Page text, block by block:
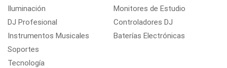
Iluminación
DJ Profesional
Instrumentos Musicales
Soportes
Tecnología
Monitores de Estudio
Controladores DJ
Baterías Electrónicas